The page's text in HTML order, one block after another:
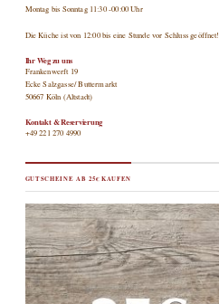
Montag bis Sonntag 11:30 -00:00 Uhr
Die Küche ist von 12:00 bis eine Stunde vor Schluss geöffnet!
Ihr Weg zu uns
Frankenwerft 19
Ecke Salzgasse/ Buttermarkt
50667 Köln (Altstadt)
Kontakt & Reservierung
+49 221 270 4990
GUTSCHEINE AB 25€ KAUFEN